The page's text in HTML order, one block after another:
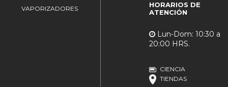
VAPORIZADORES
HORARIOS DE
ATENCIÓN
Lun-Dom: 10:30 a
20:00 HRS.
CIENCIA
TIENDAS